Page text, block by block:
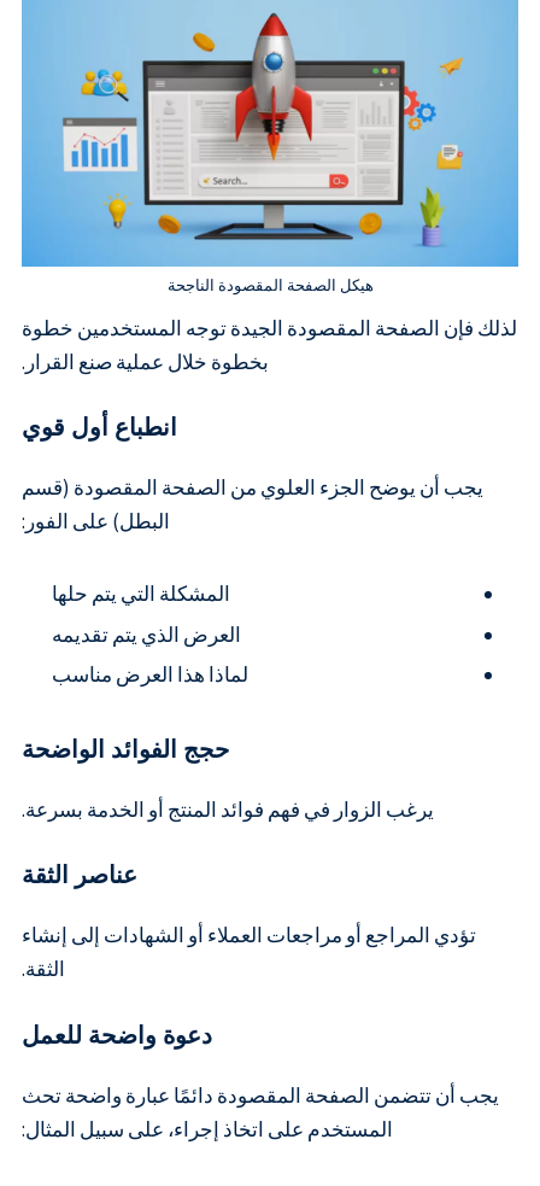
هيكل الصفحة المقصودة الناجحة
لذلك فإن الصفحة المقصودة الجيدة توجه المستخدمين خطوة
بخطوة خلال عملية صنع القرار.
انطباع أول قوي
يجب أن يوضح الجزء العلوي من الصفحة المقصودة (قسم
البطل) على الفور:
المشكلة التي يتم حلها
العرض الذي يتم تقديمه
لماذا هذا العرض مناسب
حجج الفوائد الواضحة
يرغب الزوار في فهم فوائد المنتج أو الخدمة بسرعة.
عناصر الثقة
تؤدي المراجع أو مراجعات العملاء أو الشهادات إلى إنشاء
الثقة.
دعوة واضحة للعمل
يجب أن تتضمن الصفحة المقصودة دائمًا عبارة واضحة تحث
المستخدم على اتخاذ إجراء، على سبيل المثال: